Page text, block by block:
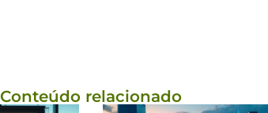
Conteúdo relacionado